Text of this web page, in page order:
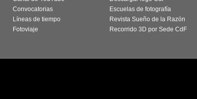
Convocatorias
Líneas de tiempo
Fotoviaje
Escuelas de fotografía
Revista Sueño de la Razón
Recorrido 3D por Sede CdF